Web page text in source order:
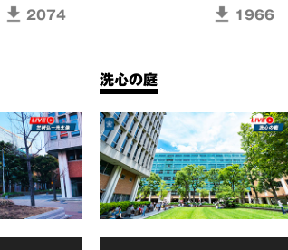
2074 1966
洗心の庭